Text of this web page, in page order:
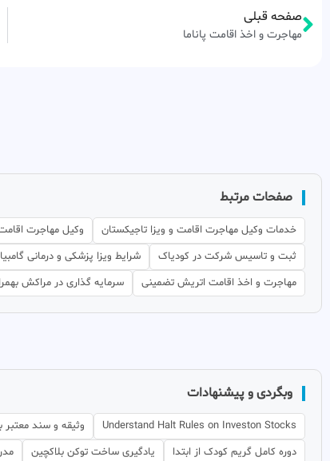
صفحه قبلی
مهاجرت و اخذ اقامت پاناما
صفحات مرتبط
خدمات وکیل مهاجرت اقامت و ویزا تاجیکستان وکیل مهاجرت اقامت
ثبت و تاسیس شرکت در کودیاک
شرایط ویزا پزشکی و درمانی گامبیا
مهاجرت و اخذ اقامت اتریش تضمینی
سرمایه گذاری در مراکش
وبگردی و پیشنهادات
Understand Halt Rules on Investon Stocks وثیقه و سند معتبر
دوره کامل گریم کودک از ابتدا
یادگیری ساخت توکن بلاکچین